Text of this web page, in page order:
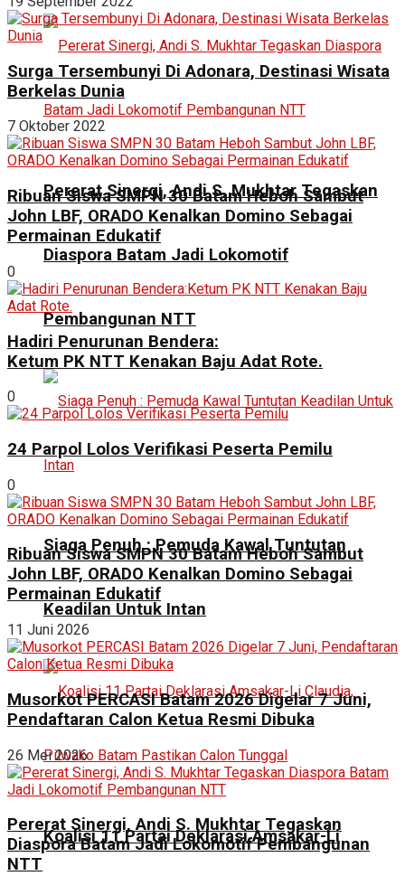
Pererat Sinergi, Andi S. Mukhtar Tegaskan
Diaspora Batam Jadi Lokomotif
Pembangunan NTT
Siaga Penuh : Pemuda Kawal Tuntutan
Keadilan Untuk Intan
Koalisi 11 Partai Deklarasi Amsakar-Li
Surga Tersembunyi Di Adonara, Destinasi Wisata
Berkelas Dunia
7 Oktober 2022
Ribuan Siswa SMPN 30 Batam Heboh Sambut
John LBF, ORADO Kenalkan Domino Sebagai
Permainan Edukatif
0
Hadiri Penurunan Bendera:
Ketum PK NTT Kenakan Baju Adat Rote.
0
24 Parpol Lolos Verifikasi Peserta Pemilu
0
Ribuan Siswa SMPN 30 Batam Heboh Sambut
John LBF, ORADO Kenalkan Domino Sebagai
Permainan Edukatif
11 Juni 2026
Musorkot PERCASI Batam 2026 Digelar 7 Juni,
Pendaftaran Calon Ketua Resmi Dibuka
26 Mei 2026
Pererat Sinergi, Andi S. Mukhtar Tegaskan
Diaspora Batam Jadi Lokomotif Pembangunan
NTT